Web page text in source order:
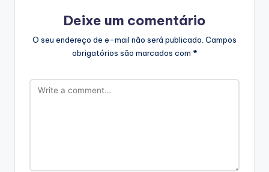
Deixe um comentário
O seu endereço de e-mail não será publicado. Campos
obrigatórios são marcados com *